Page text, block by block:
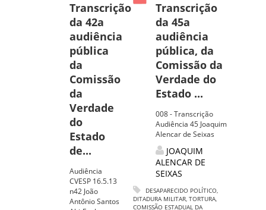
Transcrição
da 42a
audiência
pública
da
Comissão
da
Verdade
do
Estado
de...
Audiência
CVESP 16.5.13
n42 João
Antônio Santos
Transcrição
da 45a
audiência
pública, da
Comissão da
Verdade do
Estado ...
008 - Transcrição
Audiência 45 Joaquim
Alencar de Seixas
JOAQUIM
ALENCAR DE
SEIXAS
DESAPARECIDO POLÍTICO,
DITADURA MILITAR, TORTURA,
COMISSÃO ESTADUAL DA